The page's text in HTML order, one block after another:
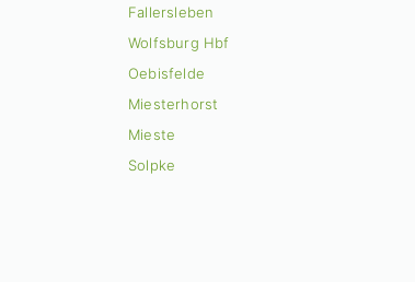
Fallersleben
Wolfsburg Hbf
Oebisfelde
Miesterhorst
Mieste
Solpke